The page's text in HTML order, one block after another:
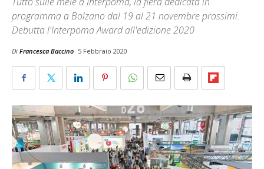
programma a Bolzano dal 19 al 21 novembre prossimi.
Debutta l'Interpoma Award all'edizione 2020
Di Francesca Baccino 5 Febbraio 2020